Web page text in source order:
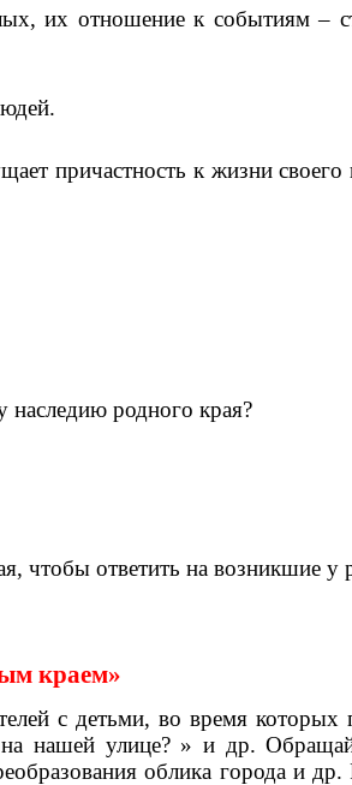
их отношение к событиям –
причастность к жизни своего
наследию родного края?
чтобы ответить на возникшие у
краем»
с детьми, во время которых
на нашей улице? » и др.
облика города и др.